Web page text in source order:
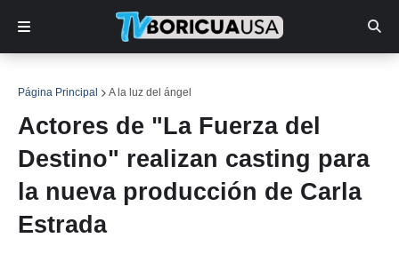
Página Principal A la luz del ángel
Actores de "La Fuerza del
Destino" realizan casting para
la nueva producción de Carla
Estrada